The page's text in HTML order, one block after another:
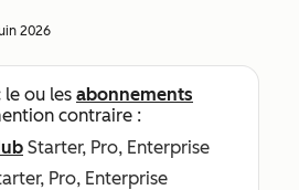
2026
le ou les abonnements
contraire :
Starter, Pro, Enterprise
Pro, Enterprise